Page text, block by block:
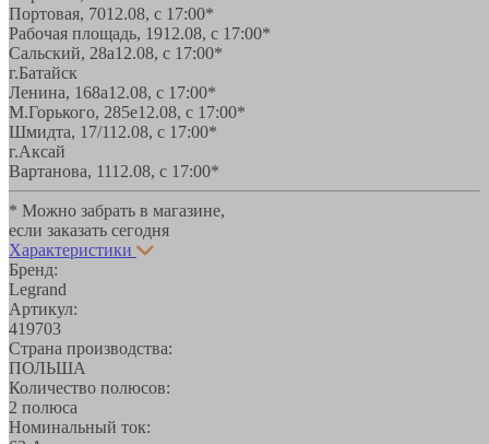
Портовая, 7012.08, с 17:00*
Рабочая площадь, 1912.08, с 17:00*
Сальский, 28a12.08, с 17:00*
г.Батайск
Ленина, 168а12.08, с 17:00*
М.Горького, 285е12.08, с 17:00*
Шмидта, 17/112.08, с 17:00*
г.Аксай
Вартанова, 1112.08, с 17:00*
* Можно забрать в магазине,
если заказать сегодня
Характеристики
Бренд:
Legrand
Артикул:
419703
Страна производства:
ПОЛЬША
Количество полюсов:
2 полюса
Номинальный ток: